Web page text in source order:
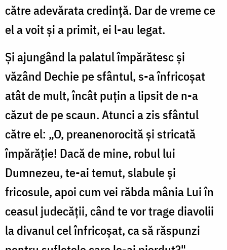
către adevărata credință. Dar de vreme ce
el a voit și a primit, ei l-au legat.
Și ajungând la palatul împărătesc și
văzând Dechie pe sfântul, s-a înfricoșat
atât de mult, încât puțin a lipsit de n-a
căzut de pe scaun. Atunci a zis sfântul
către el: „O, preanenorocită și stricată
împărăție! Dacă de mine, robul lui
Dumnezeu, te-ai temut, slabule și
fricosule, apoi cum vei răbda mânia Lui în
ceasul judecății, când te vor trage diavolii
la divanul cel înfricoșat, ca să răspunzi